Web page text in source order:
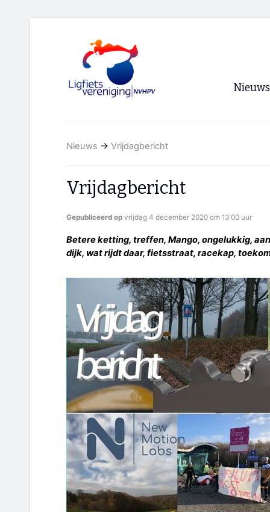
Nieuws
Nieuws → Vrijdagbericht
Vrijdagbericht
Gepubliceerd op vrijdag 4 december 2020 om 13:00 uur
Betere ketting, treffen, Mango, ongelukkig,
dijk, wat rijdt daar, fietsstraat, racekap,